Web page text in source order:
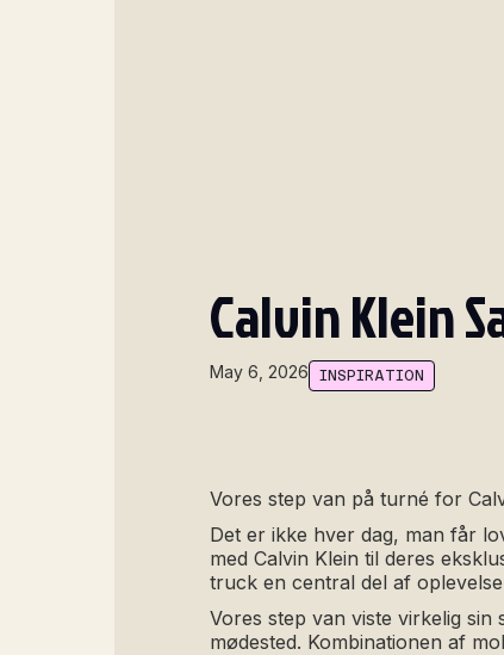
Calvin Klein
May 6, 2026 INSPIRATION
Vores step van på turné for
Det er ikke hver dag, man får
med Calvin Klein til deres
truck en central del af
Vores step van viste virkelig
mødested. Kombinationen af